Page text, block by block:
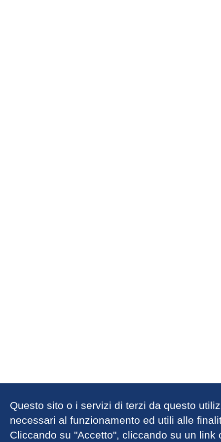
Questo sito o i servizi di terzi da questo
necessari al funzionamento ed utili alle
Cliccando su "Accetto", cliccando su un